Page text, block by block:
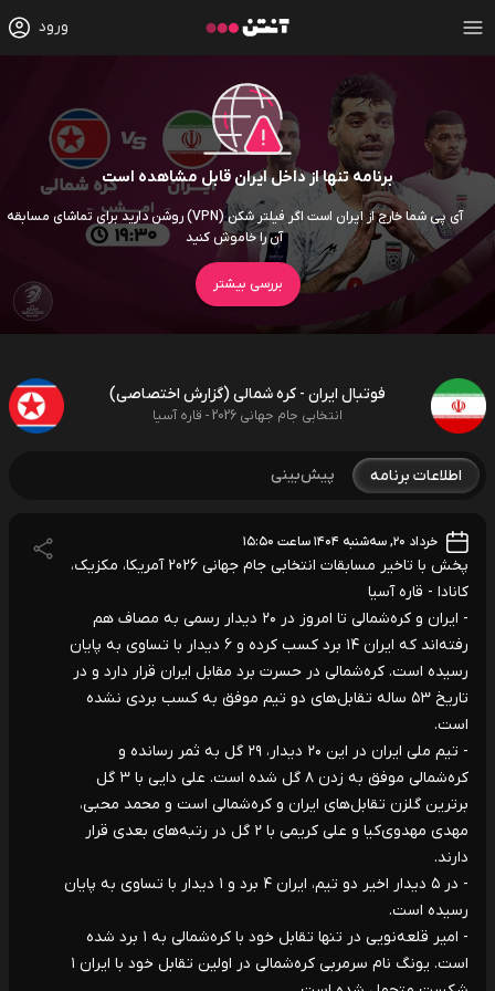
ورود
برنامه تنها از داخل ایران قابل مشاهده است
آی پی شما خارج از ایران است اگر فیلتر شکن (VPN) روشن دارید برای تماشای مسابقه
آن را خاموش کنید
بررسی بیشتر
فوتبال ایران - کره شمالی (گزارش اختصاصی)
انتخابی جام جهانی 2026 - قاره آسیا
اطلاعات برنامه پیش‌بینی
خرداد ۲۰, سه‌شنبه ۱۴۰۴ ساعت ۱۵:۵۰
پخش با تاخیر مسابقات انتخابی جام جهانی 2026 آمریکا، مکزیک،
کانادا - قاره آسیا
- ایران و کره‌شمالی تا امروز در ۲۰ دیدار رسمی به مصاف هم
رفته‌اند که ایران ۱۴ برد کسب کرده و ۶ دیدار با تساوی به پایان
رسیده است. کره‌شمالی در حسرت برد مقابل ایران قرار دارد و در
تاریخ ۵۳ ساله تقابل‌های دو تیم موفق به کسب بردی نشده
است.
- تیم ملی ایران در این ۲۰ دیدار، ۲۹ گل به ثمر رسانده و
کره‌شمالی موفق به زدن ۸ گل شده است. علی دایی با ۳ گل
برترین گلزن تقابل‌های ایران و کره‌شمالی است و محمد محبی،
مهدی مهدوی‌کیا و علی کریمی با ۲ گل در رتبه‌های بعدی قرار
دارند.
- در ۵ دیدار اخیر دو تیم، ایران ۴ برد و ۱ دیدار با تساوی به پایان
رسیده است.
- امیر قلعه‌نویی در تنها تقابل خود با کره‌شمالی به ۱ برد شده
است. یونگ نام سرمربی کره‌شمالی در اولین تقابل خود با ایران ۱